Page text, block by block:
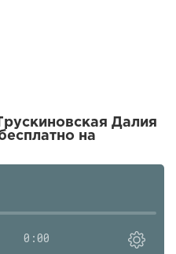
Далия
на
0:00